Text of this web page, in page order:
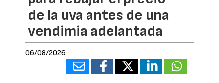
de la uva antes de una
vendimia adelantada
06/08/2026